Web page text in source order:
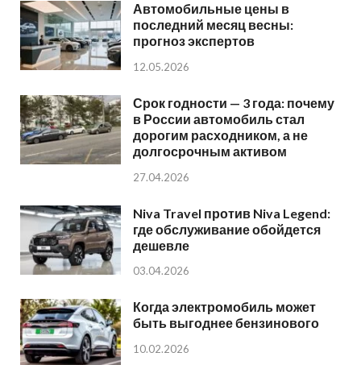
Автомобильные цены в
последний месяц весны:
прогноз экспертов
12.05.2026
Срок годности — 3 года: почему
в России автомобиль стал
дорогим расходником, а не
долгосрочным активом
27.04.2026
Niva Travel против Niva Legend:
где обслуживание обойдется
дешевле
03.04.2026
Когда электромобиль может
быть выгоднее бензинового
10.02.2026